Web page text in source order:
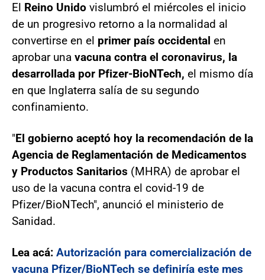
El Reino Unido vislumbró el miércoles el inicio
de un progresivo retorno a la normalidad al
convertirse en el primer país occidental en
aprobar una vacuna contra el coronavirus, la
desarrollada por Pfizer-BioNTech, el mismo día
en que Inglaterra salía de su segundo
confinamiento.
"El gobierno aceptó hoy la recomendación de la
Agencia de Reglamentación de Medicamentos
y Productos Sanitarios (MHRA) de aprobar el
uso de la vacuna contra el covid-19 de
Pfizer/BioNTech", anunció el ministerio de
Sanidad.
Lea acá: Autorización para comercialización de
vacuna Pfizer/BioNTech se definiría este mes